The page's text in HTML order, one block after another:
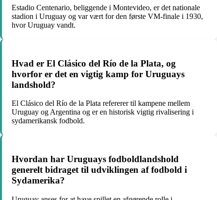
Estadio Centenario, beliggende i Montevideo, er det nationale
stadion i Uruguay og var vært for den første VM-finale i 1930,
hvor Uruguay vandt.
Hvad er El Clásico del Río de la Plata, og
hvorfor er det en vigtig kamp for Uruguays
landshold?
El Clásico del Río de la Plata refererer til kampene mellem
Uruguay og Argentina og er en historisk vigtig rivalisering i
sydamerikansk fodbold.
Hvordan har Uruguays fodboldlandshold
generelt bidraget til udviklingen af fodbold i
Sydamerika?